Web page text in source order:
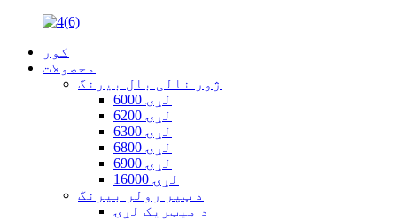
کور
محصولات
ژور نالی بال بیرنگ
6000 لړۍ
6200 لړۍ
6300 لړۍ
6800 لړۍ
6900 لړۍ
16000 لړۍ
د ټپر رولر بیرنگ
د میټریک لړۍ